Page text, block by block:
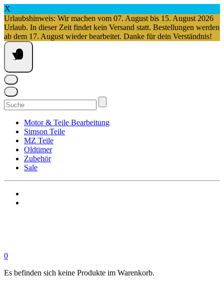
X
Urlaubshinweis: Wir machen vom 07. August bis 15. August 2026
Urlaub. In dieser Zeit findet kein Versand statt. Bestellungen werden
ab dem 17. August wieder bearbeitet. Danke für dein Verständnis!
Springe
zum
Inhalt
Suchen
nach:
Motor & Teile Bearbeitung
Simson Teile
MZ Teile
Oldtimer
Zubehör
Sale
0
Es befinden sich keine Produkte im Warenkorb.